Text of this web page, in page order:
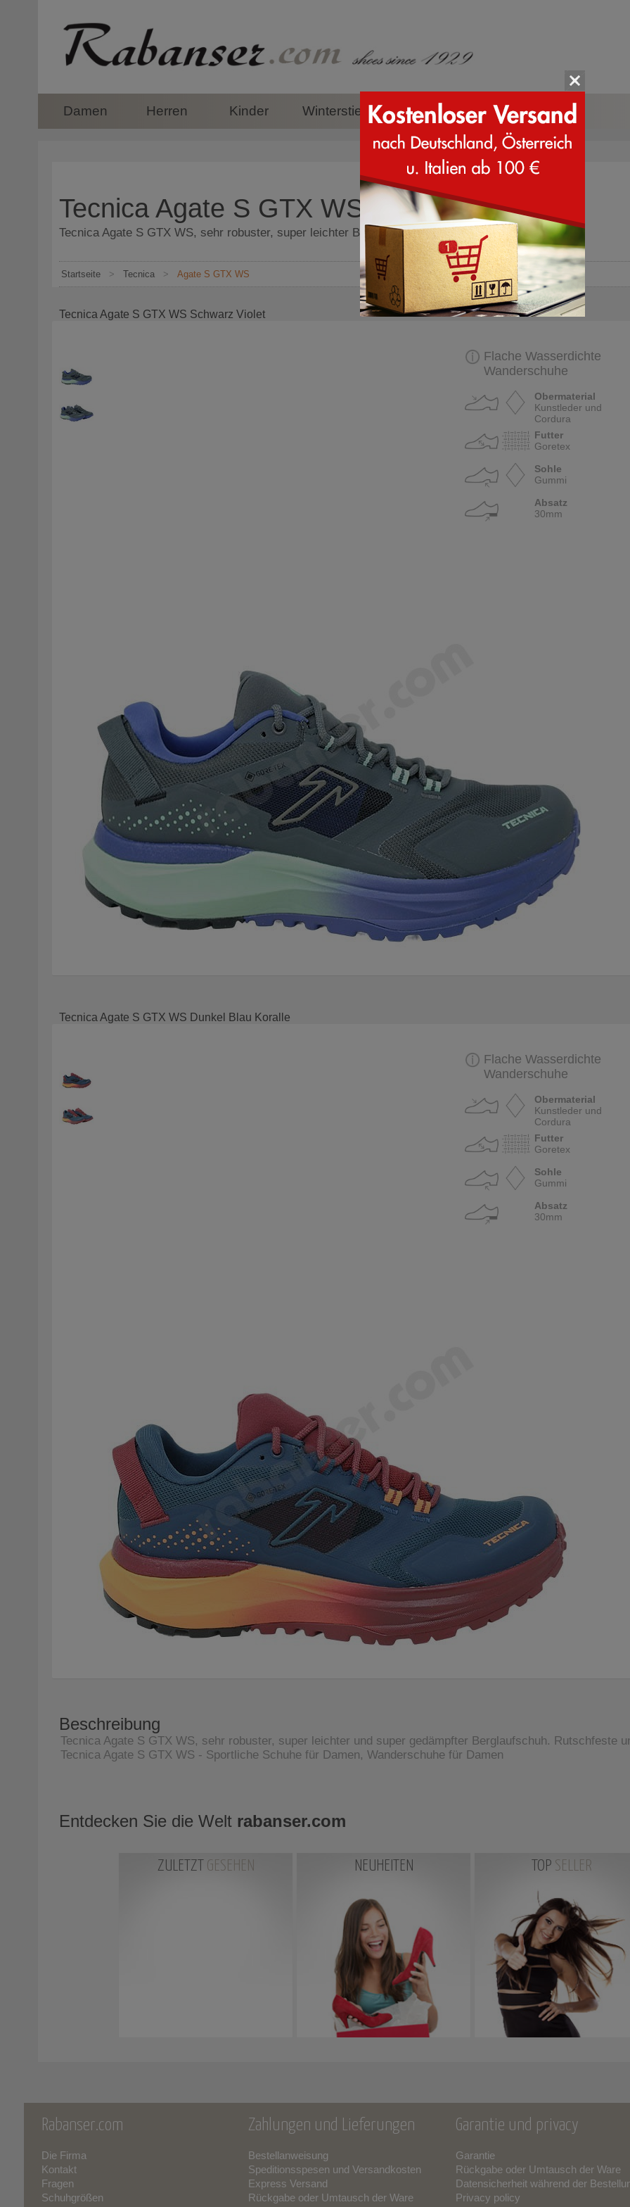
Damen Herren Kinder Winterstiefel Zubehör Marken
Tecnica Agate S GTX WS - Wanderschuhe
Tecnica Agate S GTX WS, sehr robuster, super leichter Berglaufschuh - Wanderschuhe
Startseite > Tecnica > Agate S GTX WS
Tecnica Agate S GTX WS Schwarz Violet
Flache Wasserdichte
Wanderschuhe
Obermaterial
Kunstleder und
Cordura
Futter
Goretex
Sohle
Gummi
Absatz
30mm
Tecnica Agate S GTX WS Dunkel Blau Koralle
Flache Wasserdichte
Wanderschuhe
Obermaterial
Kunstleder und
Cordura
Futter
Goretex
Sohle
Gummi
Absatz
30mm
Beschreibung
Tecnica Agate S GTX WS, sehr robuster, super leichter und super gedämpfter Berglaufschuh. Rutschfeste
Tecnica Agate S GTX WS - Sportliche Schuhe für Damen, Wanderschuhe für Damen
Entdecken Sie die Welt rabanser.com
ZULETZT GESEHEN NEUHEITEN TOP SELLER
Rabanser.com
Die Firma
Kontakt
Fragen
Schuhgrößen
Zahlungen und Lieferungen
Bestellanweisung
Speditionsspesen und Versandkosten
Express Versand
Rückgabe oder Umtausch der Ware
Garantie und privacy
Garantie
Rückgabe oder Umtausch der Ware
Datensicherheit während der
Privacy policy